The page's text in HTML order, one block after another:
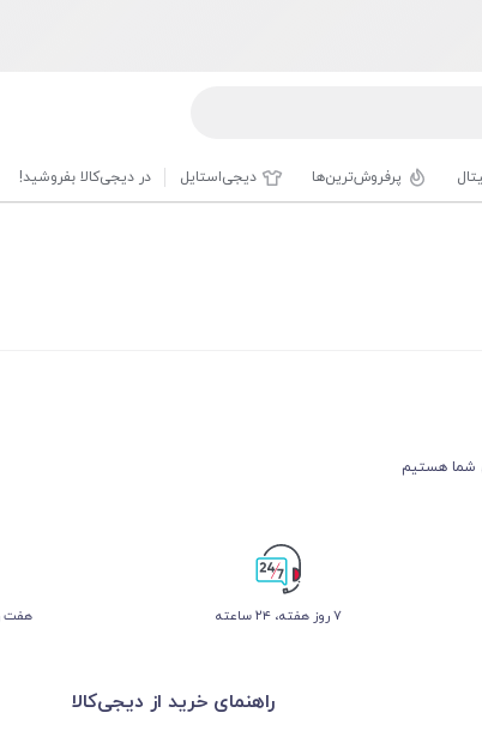
پرفروش‌ترین‌ها دیجی‌استایل در دیجی‌کالا بفروشید!
۷ روز ﻫﻔﺘﻪ، ۲۴ ﺳﺎﻋﺘﻪ هفت
راهنمای خرید از دیجی‌کالا